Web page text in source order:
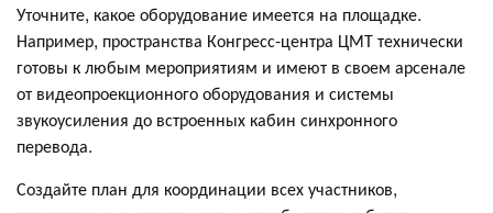
Уточните, какое оборудование имеется на площадке.
Например, пространства Конгресс-центра ЦМТ технически
готовы к любым мероприятиям и имеют в своем арсенале
от видеопроекционного оборудования и системы
звукоусиления до встроенных кабин синхронного
перевода.
Создайте план для координации всех участников,